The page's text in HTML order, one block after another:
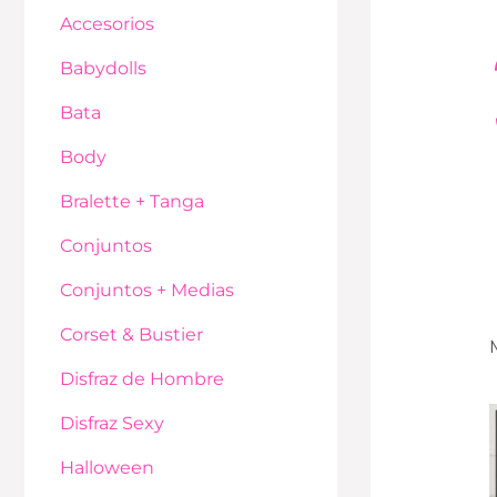
Accesorios
Babydolls
Bata
Body
Bralette + Tanga
Conjuntos
Conjuntos + Medias
Corset & Bustier
Disfraz de Hombre
Disfraz Sexy
Halloween